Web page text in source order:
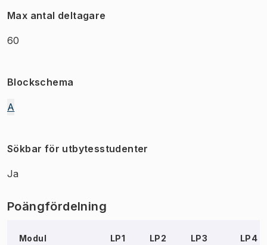
Max antal deltagare
60
Blockschema
A
Sökbar för utbytesstudenter
Ja
Poängfördelning
Modul LP1 LP2 LP3 LP4